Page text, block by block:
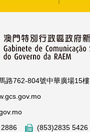
路762-804號中華廣場15樓
(853)2835 5426